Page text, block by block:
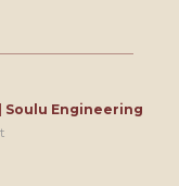
Soulu Engineering